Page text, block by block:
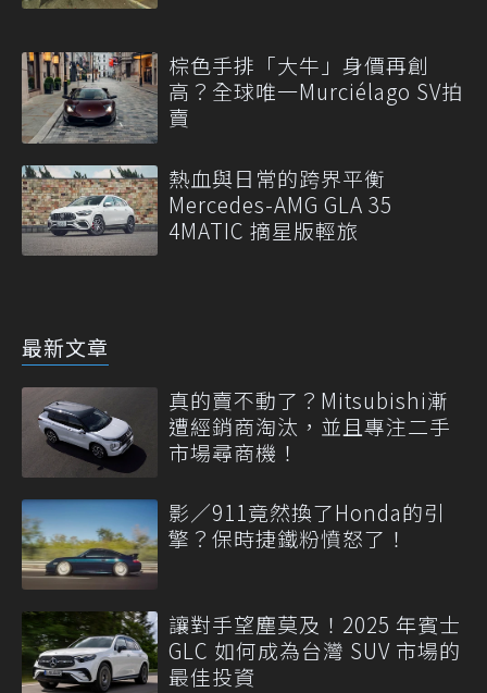
棕色手排「大牛」身價再創
高？全球唯一Murciélago SV拍
賣
熱血與日常的跨界平衡
Mercedes-AMG GLA 35
4MATIC 摘星版輕旅
最新文章
真的賣不動了？Mitsubishi漸
遭經銷商淘汰，並且專注二手
市場尋商機！
影／911竟然換了Honda的引
擎？保時捷鐵粉憤怒了！
讓對手望塵莫及！2025 年賓士
GLC 如何成為台灣 SUV 市場的
最佳投資